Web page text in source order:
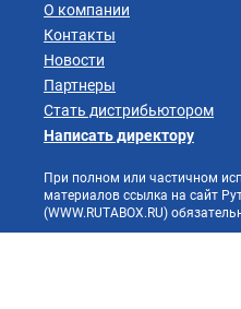
О компании
Контакты
Новости
Партнеры
Стать дистрибьютором
Написать директору
При полном или частичном
материалов ссылка на сайт
(WWW.RUTABOX.RU)